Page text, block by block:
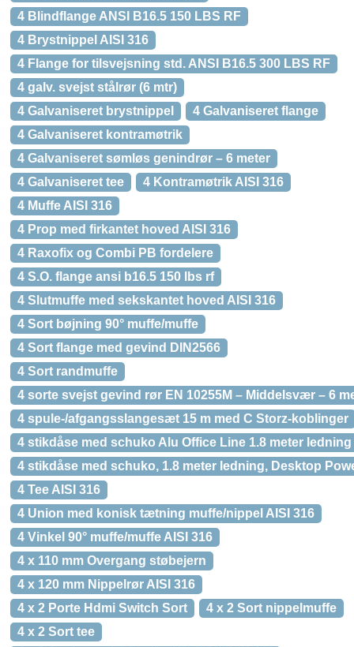
4 Blindflange ANSI B16.5 150 LBS RF
4 Brystnippel AISI 316
4 Flange for tilsvejsning std. ANSI B16.5 300 LBS RF
4 galv. svejst stålrør (6 mtr)
4 Galvaniseret brystnippel
4 Galvaniseret flange
4 Galvaniseret kontramøtrik
4 Galvaniseret sømløs genindrør – 6 meter
4 Galvaniseret tee
4 Kontramøtrik AISI 316
4 Muffe AISI 316
4 Prop med firkantet hoved AISI 316
4 Raxofix og Combi PB fordelere
4 S.O. flange ansi b16.5 150 lbs rf
4 Slutmuffe med sekskantet hoved AISI 316
4 Sort bøjning 90° muffe/muffe
4 Sort flange med gevind DIN2566
4 Sort randmuffe
4 sorte svejst gevind rør EN 10255M – Middelsvær – 6
4 spule-/afgangsslangesæt 15 m med C Storz-koblinger
4 stikdåse med schuko Alu Office Line 1.8 meter
4 stikdåse med schuko, 1.8 meter ledning, Desktop
4 Tee AISI 316
4 Union med konisk tætning muffe/nippel AISI 316
4 Vinkel 90° muffe/muffe AISI 316
4 x 110 mm Overgang støbejern
4 x 120 mm Nippelrør AISI 316
4 x 2 Porte Hdmi Switch Sort
4 x 2 Sort nippelmuffe
4 x 2 Sort tee